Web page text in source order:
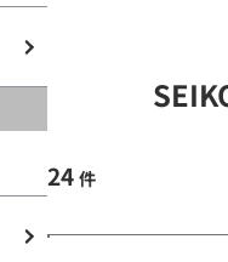
24 件